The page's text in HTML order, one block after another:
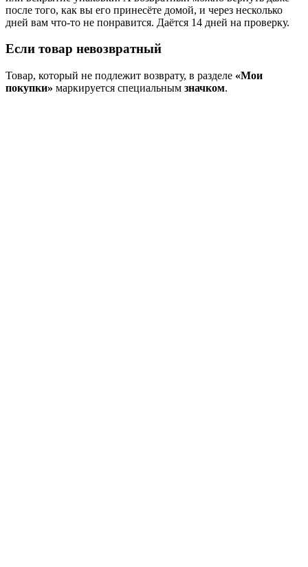
после того, как вы его принесёте домой, и через несколько
дней вам что-то не понравится. Даётся 14 дней на проверку.
Если товар невозвратный
Товар, который не подлежит возврату, в разделе «Мои
покупки» маркируется специальным значком.